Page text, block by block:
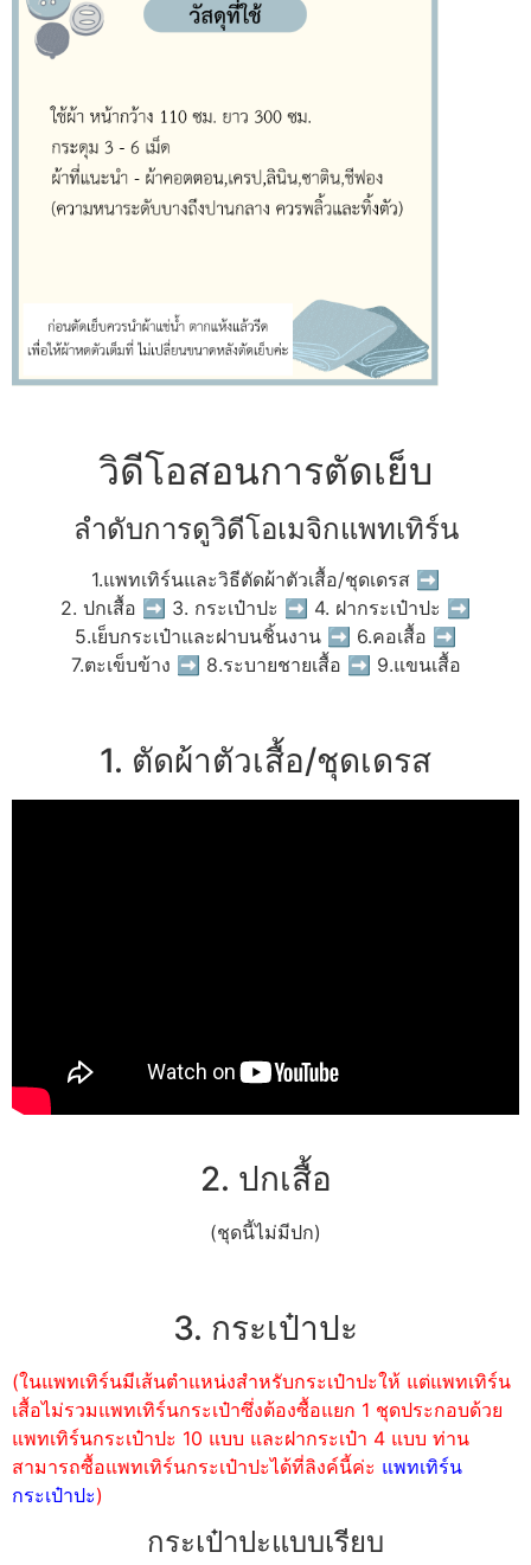
วิดีโอสอนการตัดเย็บ
ลำดับการดูวิดีโอเมจิกแพทเทิร์น
1.แพทเทิร์นและวิธีตัดผ้าตัวเสื้อ/ชุดเดรส ➡
2. ปกเสื้อ ➡ 3. กระเป๋าปะ ➡ 4. ฝากระเป๋าปะ ➡
5.เย็บกระเป๋าและฝาบนชิ้นงาน ➡ 6.คอเสื้อ ➡
7.ตะเข็บข้าง ➡ 8.ระบายชายเสื้อ ➡ 9.แขนเสื้อ
1. ตัดผ้าตัวเสื้อ/ชุดเดรส
2. ปกเสื้อ
(ชุดนี้ไม่มีปก)
3. กระเป๋าปะ
(ในแพทเทิร์นมีเส้นตำแหน่งสำหรับกระเป๋าปะให้ แต่แพทเทิร์น
เสื้อไม่รวมแพทเทิร์นกระเป๋าซึ่งต้องซื้อแยก 1 ชุดประกอบด้วย
แพทเทิร์นกระเป๋าปะ 10 แบบ และฝากระเป๋า 4 แบบ ท่าน
สามารถซื้อแพทเทิร์นกระเป๋าปะได้ที่ลิงค์นี้ค่ะ แพทเทิร์น
กระเป๋าปะ)
กระเป๋าปะแบบเรียบ